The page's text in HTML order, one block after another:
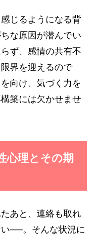
じるようになる背
な原因が潜んでい
ず、感情の共有不
界を迎えるので
向け、気づく力を
築には欠かせませ
心理とその期
あと、連絡も取れ
──。そんな状況に